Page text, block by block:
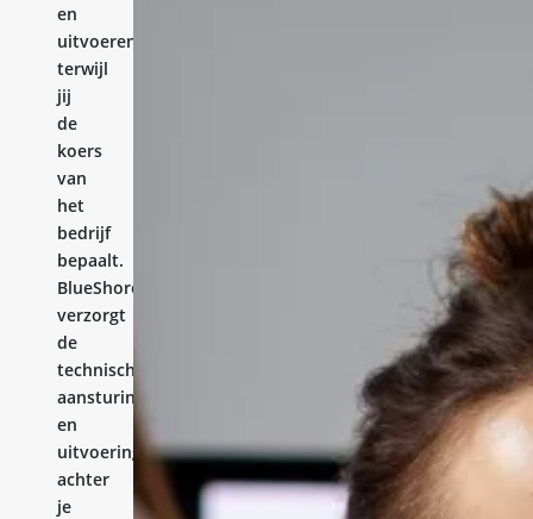
en
uitvoeren,
terwijl
jij
de
koers
van
het
bedrijf
bepaalt.
BlueShores
verzorgt
de
technische
aansturing
en
uitvoering
achter
je